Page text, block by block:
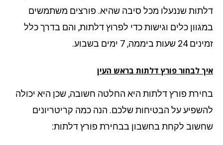
שננעלו מכל סיבה שהיא. פורצים משתמשים
כלים וגישות כדי לפרוץ דלתות, והם בדרך כלל
ביממה, 7 ימים בשבוע.
לבחור פורץ דלתות בראש העין
פורץ דלתות היא החלטה חשובה, שכן היא יכולה
על הבטיחות שלכם. הנה כמה קריטריונים
לקחת בחשבון בבחירת פורץ דלתות: